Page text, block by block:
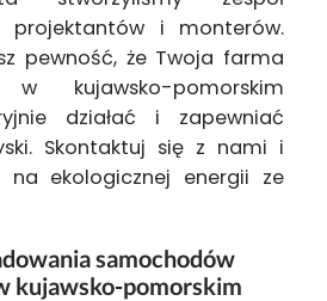
projektantów i monterów.
pewność, że Twoja farma
w kujawsko-pomorskim
działać i zapewniać
Skontaktuj się z nami i
na ekologicznej energii ze
samochodów
kujawsko-pomorskim